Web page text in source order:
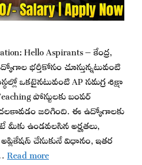
Hello Aspirants – కేంద్ర,
భర్తీకోసం చూస్తున్నటువంటి
ఒకటైనటువంటి AP సమగ్ర శిక్షా
పోస్టులకు బంపర్
జరిగింది. ఈ ఉద్యోగాలకు
మీకు ఉండవలసిన అర్హతలు,
చేసుకునే విధానం, ఇతర
Read more